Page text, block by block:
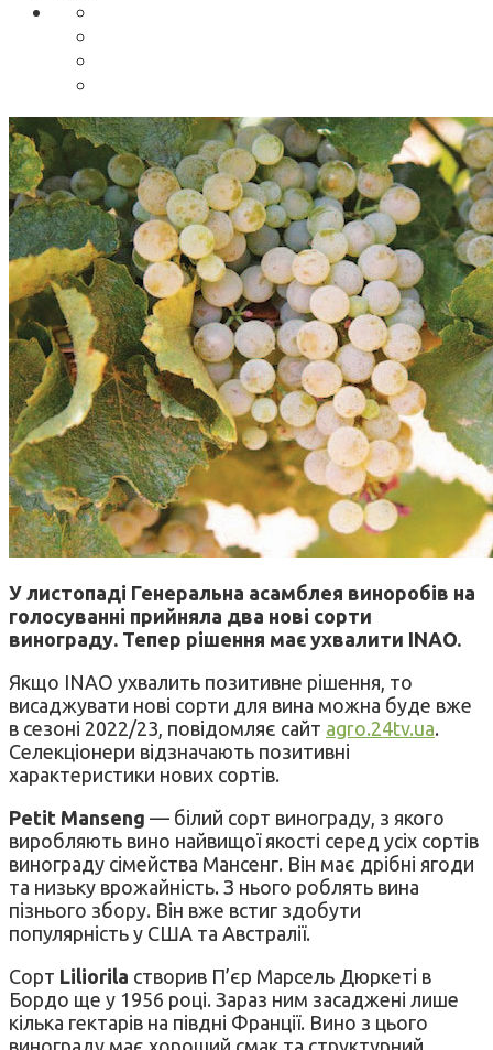
У листопаді Генеральна асамблея виноробів на
голосуванні прийняла два нові сорти
винограду. Тепер рішення має ухвалити INAO.
Якщо INAO ухвалить позитивне рішення, то
висаджувати нові сорти для вина можна буде вже
в сезоні 2022/23, повідомляє сайт agro.24tv.ua.
Селекціонери відзначають позитивні
характеристики нових сортів.
Petit Manseng — білий сорт винограду, з якого
виробляють вино найвищої якості серед усіх сортів
винограду сімейства Мансенг. Він має дрібні ягоди
та низьку врожайність. З нього роблять вина
пізнього збору. Він вже встиг здобути
популярність у США та Австралії.
Сорт Liliorila створив П’єр Марсель Дюркеті в
Бордо ще у 1956 році. Зараз ним засаджені лише
кілька гектарів на півдні Франції. Вино з цього
винограду має хороший смак та структурний